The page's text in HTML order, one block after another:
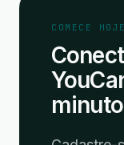
COMECE HOJE